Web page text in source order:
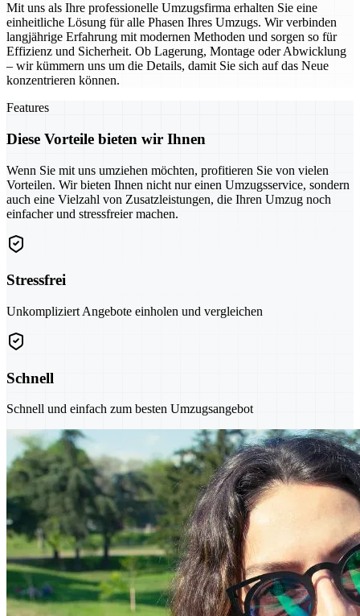
Mit uns als Ihre professionelle Umzugsfirma erhalten Sie eine
einheitliche Lösung für alle Phasen Ihres Umzugs. Wir verbinden
langjährige Erfahrung mit modernen Methoden und sorgen so für
Effizienz und Sicherheit. Ob Lagerung, Montage oder Abwicklung
– wir kümmern uns um die Details, damit Sie sich auf das Neue
konzentrieren können.
Features
Diese Vorteile bieten wir Ihnen
Wenn Sie mit uns umziehen möchten, profitieren Sie von vielen
Vorteilen. Wir bieten Ihnen nicht nur einen Umzugsservice, sondern
auch eine Vielzahl von Zusatzleistungen, die Ihren Umzug noch
einfacher und stressfreier machen.
Stressfrei
Unkompliziert Angebote einholen und vergleichen
Schnell
Schnell und einfach zum besten Umzugsangebot